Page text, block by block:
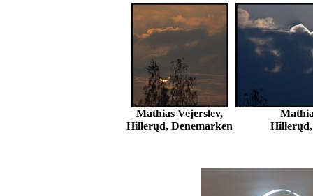
Mathias Vejerslev,
Hillerųd, Denemarken